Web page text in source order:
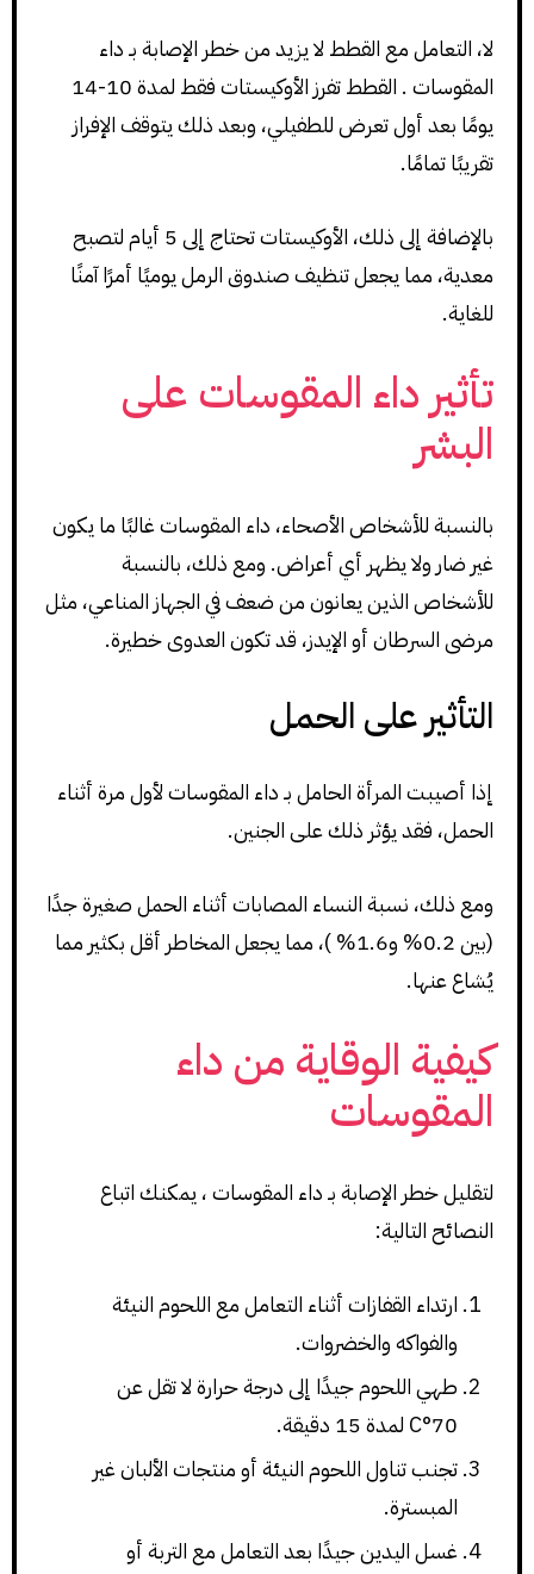
لا، التعامل مع القطط لا يزيد من خطر الإصابة بـ داء
المقوسات . القطط تفرز الأوكيستات فقط لمدة 10-14
يومًا بعد أول تعرض للطفيلي، وبعد ذلك يتوقف الإفراز
تقريبًا تمامًا.
بالإضافة إلى ذلك، الأوكيستات تحتاج إلى 5 أيام لتصبح
معدية، مما يجعل تنظيف صندوق الرمل يوميًا أمرًا آمنًا
للغاية.
تأثير داء المقوسات على
البشر
بالنسبة للأشخاص الأصحاء، داء المقوسات غالبًا ما يكون
غير ضار ولا يظهر أي أعراض. ومع ذلك، بالنسبة
للأشخاص الذين يعانون من ضعف في الجهاز المناعي، مثل
مرضى السرطان أو الإيدز، قد تكون العدوى خطيرة.
التأثير على الحمل
إذا أصيبت المرأة الحامل بـ داء المقوسات لأول مرة أثناء
الحمل، فقد يؤثر ذلك على الجنين.
ومع ذلك، نسبة النساء المصابات أثناء الحمل صغيرة جدًا
(بين 0.2% و1.6% )، مما يجعل المخاطر أقل بكثير مما
يُشاع عنها.
كيفية الوقاية من داء
المقوسات
لتقليل خطر الإصابة بـ داء المقوسات ، يمكنك اتباع
النصائح التالية:
ارتداء القفازات أثناء التعامل مع اللحوم النيئة
والفواكه والخضروات.
طهي اللحوم جيدًا إلى درجة حرارة لا تقل عن
70°C لمدة 15 دقيقة.
تجنب تناول اللحوم النيئة أو منتجات الألبان غير
المبسترة.
غسل اليدين جيدًا بعد التعامل مع التربة أو